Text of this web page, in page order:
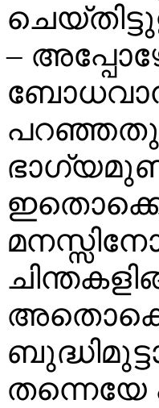
–
അതൊക്കെ